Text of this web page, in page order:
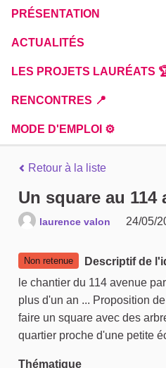
PRÉSENTATION
ACTUALITÉS
LES PROJETS LAURÉATS
RENCONTRES 📍
MODE D'EMPLOI ⚙️
Retour à la liste
Un square au 114
laurence valon
24/05/
Non retenue
Descriptif de
le chantier du 114 avenue
plus d'un an ... Proposition
faire un square avec des
quartier proche d'une petite
Thématique